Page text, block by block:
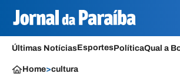
Últimas NotíciasEsportesPolíticaQual a
Home>cultura